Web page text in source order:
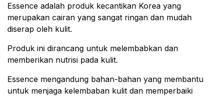
Essence adalah produk kecantikan Korea yang
merupakan cairan yang sangat ringan dan mudah
diserap oleh kulit.
Produk ini dirancang untuk melembabkan dan
memberikan nutrisi pada kulit.
Essence mengandung bahan-bahan yang membantu
untuk menjaga kelembaban kulit dan memperbaiki